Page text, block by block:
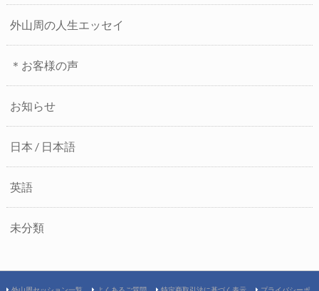
外山周の人生エッセイ
＊お客様の声
お知らせ
日本 / 日本語
英語
未分類